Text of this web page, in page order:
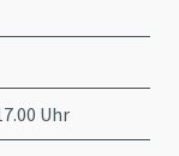
Uhr